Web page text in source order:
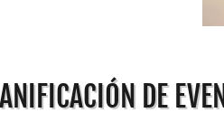
DE